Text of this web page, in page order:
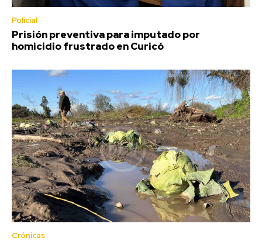
Policial
Prisión preventiva para imputado por
homicidio frustrado en Curicó
Crónicas